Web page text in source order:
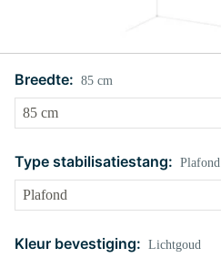
Breedte: 85 cm
Type stabilisatiestang: Plafond
Kleur bevestiging: Lichtgoud